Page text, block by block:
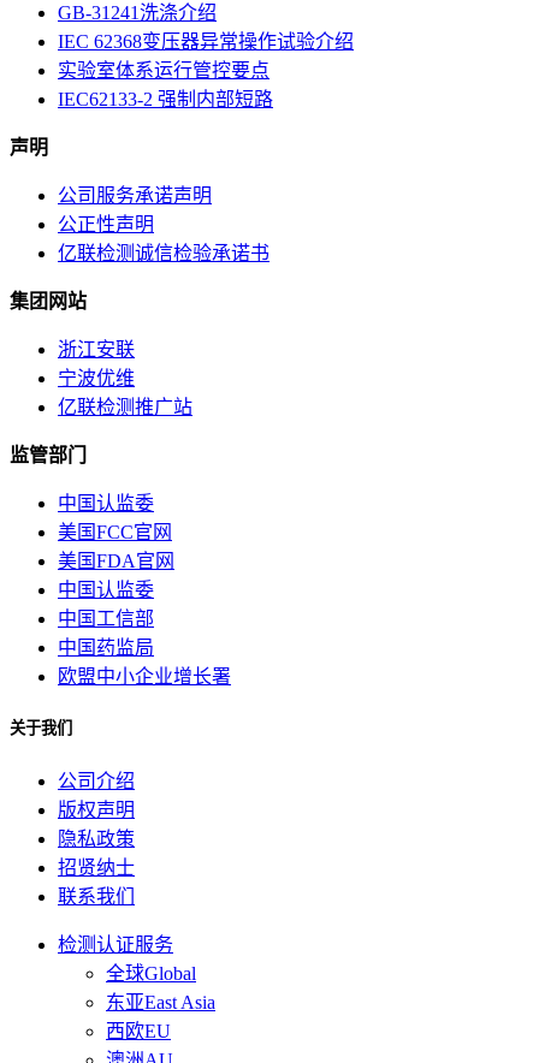
GB-31241洗涤介绍
IEC 62368变压器异常操作试验介绍
实验室体系运行管控要点
IEC62133-2 强制内部短路
声明
公司服务承诺声明
公正性声明
亿联检测诚信检验承诺书
集团网站
浙江安联
宁波优维
亿联检测推广站
监管部门
中国认监委
美国FCC官网
美国FDA官网
中国认监委
中国工信部
中国药监局
欧盟中小企业增长署
关于我们
公司介绍
版权声明
隐私政策
招贤纳士
联系我们
检测认证服务
全球Global
东亚East Asia
西欧EU